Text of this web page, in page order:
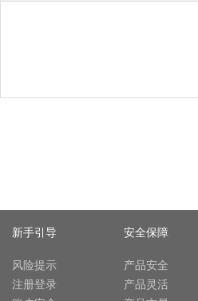
新手引导
风险提示
注册登录
安全保障
产品安全
产品灵活